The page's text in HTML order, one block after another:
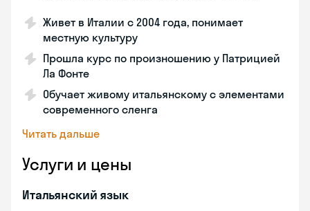
Живет в Италии с 2004 года, понимает
местную культуру
Прошла курс по произношению у Патрицией
Ла Фонте
Обучает живому итальянскому с элементами
современного сленга
Читать дальше
Услуги и цены
Итальянский язык